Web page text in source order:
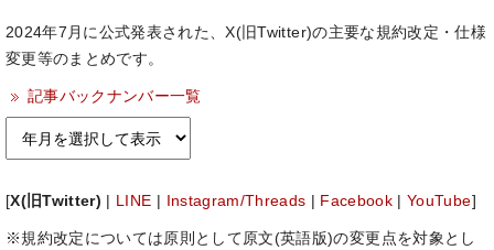
2024年7月に公式発表された、X(旧Twitter)の主要な規約改定・仕様
変更等のまとめです。
記事バックナンバー一覧
[X(旧Twitter) LINE Instagram/Threads Facebook |YouTube]
※規約改定については原則として原文(英語版)の変更点を対象とし